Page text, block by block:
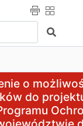
Szukaj
możliwości
o
do